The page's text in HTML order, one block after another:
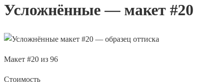
Усложнённые — макет #20
Макет #20 из 96
Стоимость